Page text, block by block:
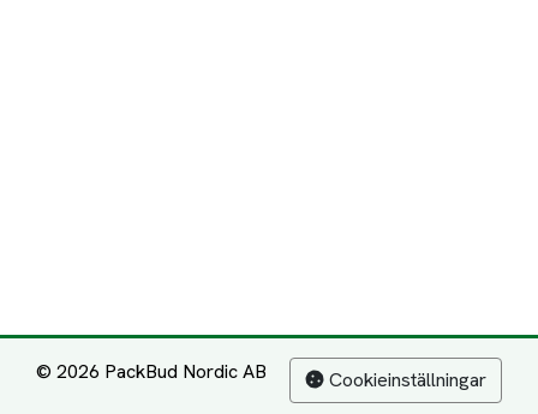
© 2026 PackBud Nordic AB Cookieinställningar